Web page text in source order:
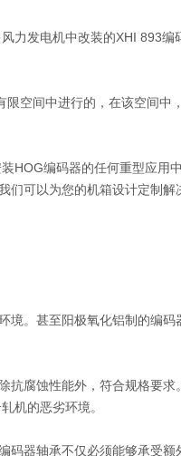
力发电机中改装的XHI 893编
空间中进行的，在该空间中
HOG编码器的任何重型应用
可以为您的机箱设计定制解
。甚至阳极氧化铝制的编码
腐蚀性能外，符合规格要求
机的恶劣环境。
码器轴承不仅必须能够承受